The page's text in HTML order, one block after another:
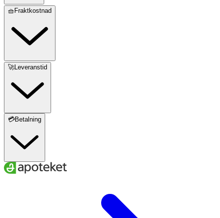
🧺Fraktkostnad
🚀Leveranstid
💳Betalning